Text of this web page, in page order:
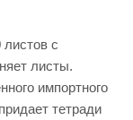
с
листы.
импортного
тетради